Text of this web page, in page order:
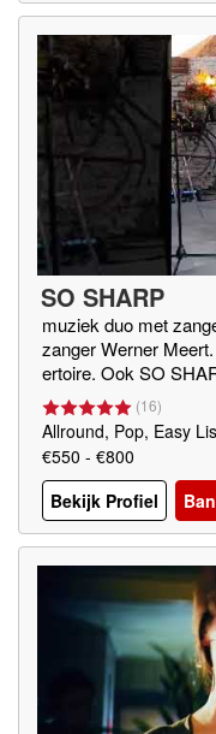
SO SHARP
muziek duo met
zanger Werner
ertoire. Ook SO
fonist erbij. (16)
Allround, Pop, Easy
€550 - €800
Bekijk Profiel